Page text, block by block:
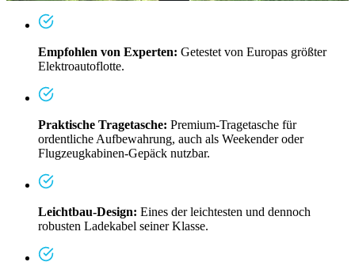
Empfohlen von Experten: Getestet von Europas größter
Elektroautoflotte.
Praktische Tragetasche: Premium-Tragetasche für
ordentliche Aufbewahrung, auch als Weekender oder
Flugzeugkabinen-Gepäck nutzbar.
Leichtbau-Design: Eines der leichtesten und dennoch
robusten Ladekabel seiner Klasse.